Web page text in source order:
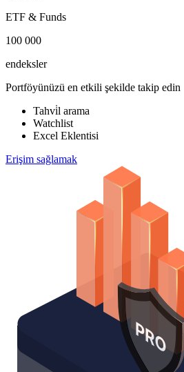
ETF & Funds
100 000
endeksler
Portföyünüzü en etkili şekilde takip edin
Tahvi̇l arama
Watchlist
Excel Eklentisi
Erişim sağlamak